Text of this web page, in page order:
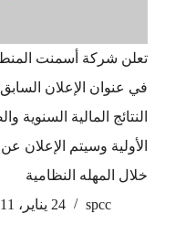
تعلن شركة أسمنت
النتائج المالية السنوية
الأولية وسيتم الإعلان
خلال المهله النظامية
spcc
24 يناير، 2011